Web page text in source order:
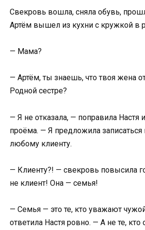
Свекровь вошла, сняла обувь,
Артём вышел из кухни с кружкой в
— Мама?
— Артём, ты знаешь, что твоя жена
Родной сестре?
— Я не отказала, — поправила Настя
проёма. — Я предложила записаться
любому клиенту.
— Клиенту?! — свекровь повысила
не клиент! Она — семья!
— Семья — это те, кто уважают
ответила Настя ровно. — А не те,